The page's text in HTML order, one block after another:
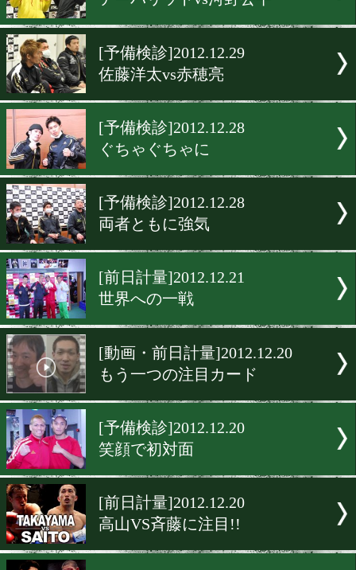
[前日計量]2012.12.30
難敵をクリア
[予備検診]2012.12.29
内山高志vsB.バスケス
[予備検診]2012.12.29
テーパリットvs河野公平
[予備検診]2012.12.29
[予備検診]2012.12.28
ぐちゃぐちゃに
[予備検診]2012.12.28
両者ともに強気